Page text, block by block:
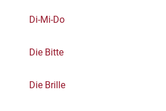
Di-Mi-Do
Die Bitte
Die Brille